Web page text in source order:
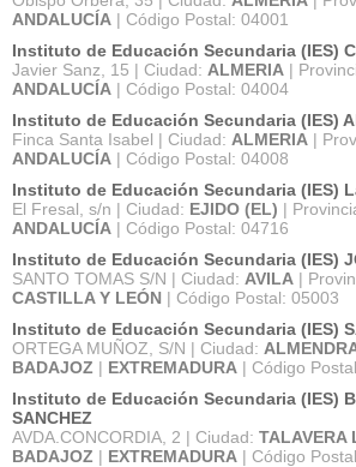
ANDALUCÍA | Código Postal: 04001
Instituto de Educación Secundaria (IES)
Javier Sanz, 15 | Ciudad: ALMERIA |
ANDALUCÍA | Código Postal: 04004
Instituto de Educación Secundaria (IES)
Finca Santa Isabel | Ciudad: ALMERIA |
ANDALUCÍA | Código Postal: 04008
Instituto de Educación Secundaria (IES)
El Fresal, s/n | Ciudad: EJIDO (EL) |
ANDALUCÍA | Código Postal: 04716
Instituto de Educación Secundaria (IES)
SANTO TOMAS S/N | Ciudad: AVILA |
CASTILLA Y LEÓN | Código Postal: 05003
Instituto de Educación Secundaria (IES)
ORTEGA MUÑOZ, S/N | Ciudad:
BADAJOZ | EXTREMADURA | Código
Instituto de Educación Secundaria (IES)
SANCHEZ
AVDA.CONCORDIA, 2 | Ciudad: TALAVERA
BADAJOZ | EXTREMADURA | Código